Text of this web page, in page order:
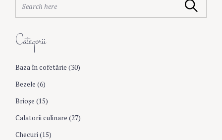
a
c
o
r
Search
Categorii
Baza în cofetărie (30)
Bezele (6)
Brioşe (15)
Calatorii culinare (27)
Checuri(15)